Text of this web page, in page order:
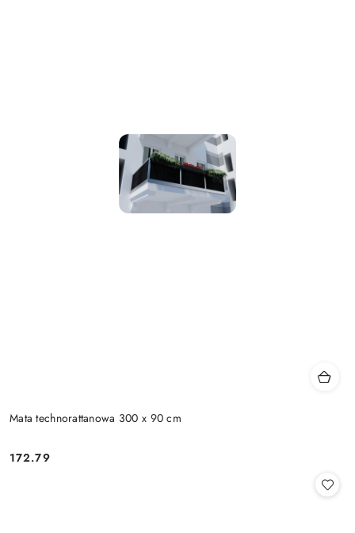
Mata technorattanowa 300 x 90 cm
Cena:
172.79